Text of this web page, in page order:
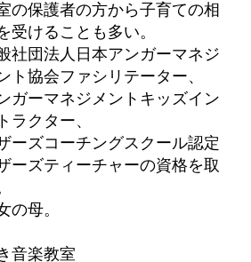
の保護者の方から子育ての相
受けることも多い。
社団法人日本アンガーマネジ
ト協会ファシリテーター、
ガーマネジメントキッズイン
ラクター、
ーズコーチングスクール認定
ーズティーチャーの資格を取
の母。
音楽教室